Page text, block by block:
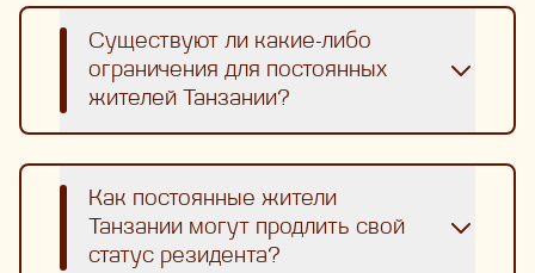
Существуют ли какие-либо
ограничения для постоянных
жителей Танзании?
Как постоянные жители
Танзании могут продлить свой
статус резидента?